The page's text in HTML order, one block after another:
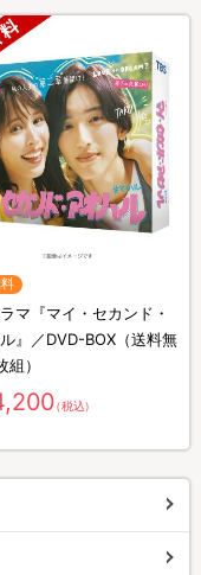
マ『マイ・セカンド・
』／DVD-BOX（送料無
）
（税込）